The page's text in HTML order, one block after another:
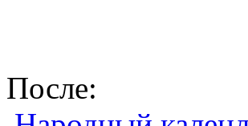
После: